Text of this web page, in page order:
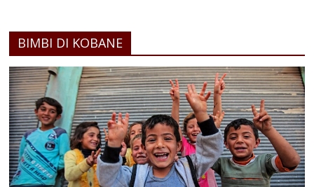
BIMBI DI KOBANE